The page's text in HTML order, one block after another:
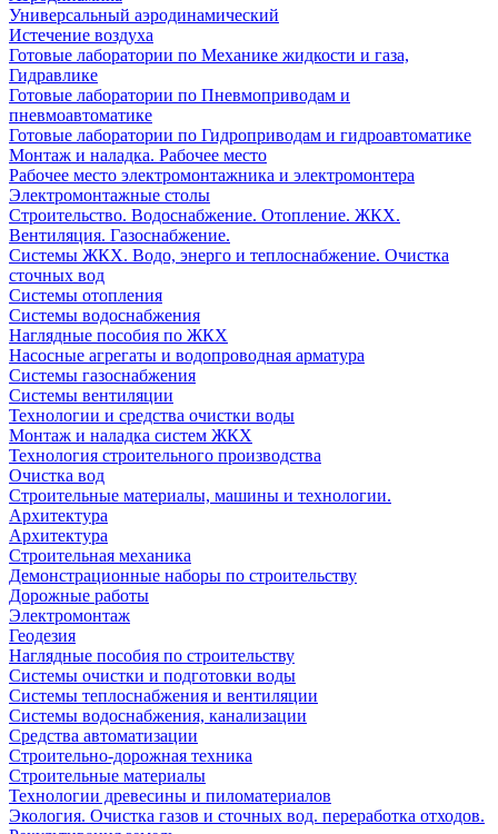
Универсальный аэродинамический
Истечение воздуха
Готовые лаборатории по Механике жидкости и газа,
Гидравлике
Готовые лаборатории по Пневмоприводам и
пневмоавтоматике
Готовые лаборатории по Гидроприводам и гидроавтоматике
Монтаж и наладка. Рабочее место
Рабочее место электромонтажника и электромонтера
Электромонтажные столы
Строительство. Водоснабжение. Отопление. ЖКХ.
Вентиляция. Газоснабжение.
Системы ЖКХ. Водо, энерго и теплоснабжение. Очистка
сточных вод
Системы отопления
Системы водоснабжения
Наглядные пособия по ЖКХ
Насосные агрегаты и водопроводная арматура
Системы газоснабжения
Системы вентиляции
Технологии и средства очистки воды
Монтаж и наладка систем ЖКХ
Технология строительного производства
Очистка вод
Строительные материалы, машины и технологии.
Архитектура
Архитектура
Cтроительная механика
Демонстрационные наборы по строительству
Дорожные работы
Электромонтаж
Геодезия
Наглядные пособия по строительству
Системы очистки и подготовки воды
Системы теплоснабжения и вентиляции
Системы водоснабжения, канализации
Средства автоматизации
Строительно-дорожная техника
Строительные материалы
Технологии древесины и пиломатериалов
Экология. Очистка газов и сточных вод. переработка отходов.